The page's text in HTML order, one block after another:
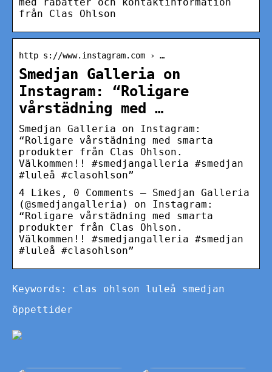
från Clas Ohlson
http s://www.instagram.com › …
Smedjan Galleria on
Instagram: “Roligare
vårstädning med …
Smedjan Galleria on Instagram:
“Roligare vårstädning med smarta
produkter från Clas Ohlson.
Välkommen!! #smedjangalleria #smedjan
#luleå #clasohlson”
4 Likes, 0 Comments – Smedjan Galleria
(@smedjangalleria) on Instagram:
“Roligare vårstädning med smarta
produkter från Clas Ohlson.
Välkommen!! #smedjangalleria #smedjan
#luleå #clasohlson”
Keywords: clas ohlson luleå smedjan
öppettider